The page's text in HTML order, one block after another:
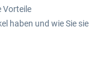
Vorteile
haben und wie Sie sie